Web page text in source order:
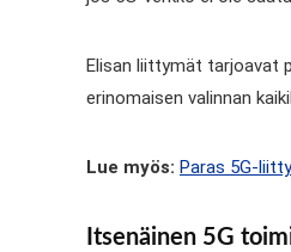
Elisan liittymät tarjoavat
erinomaisen valinnan
Lue myös: Paras 5G-
Itsenäinen 5G